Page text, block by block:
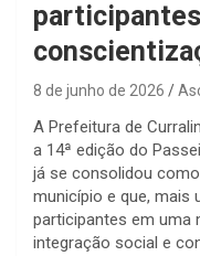
8 de junho de 2026
A Prefeitura de
a 14ª edição do
já se consolidou
município e que, mais
participantes em uma
integração social e